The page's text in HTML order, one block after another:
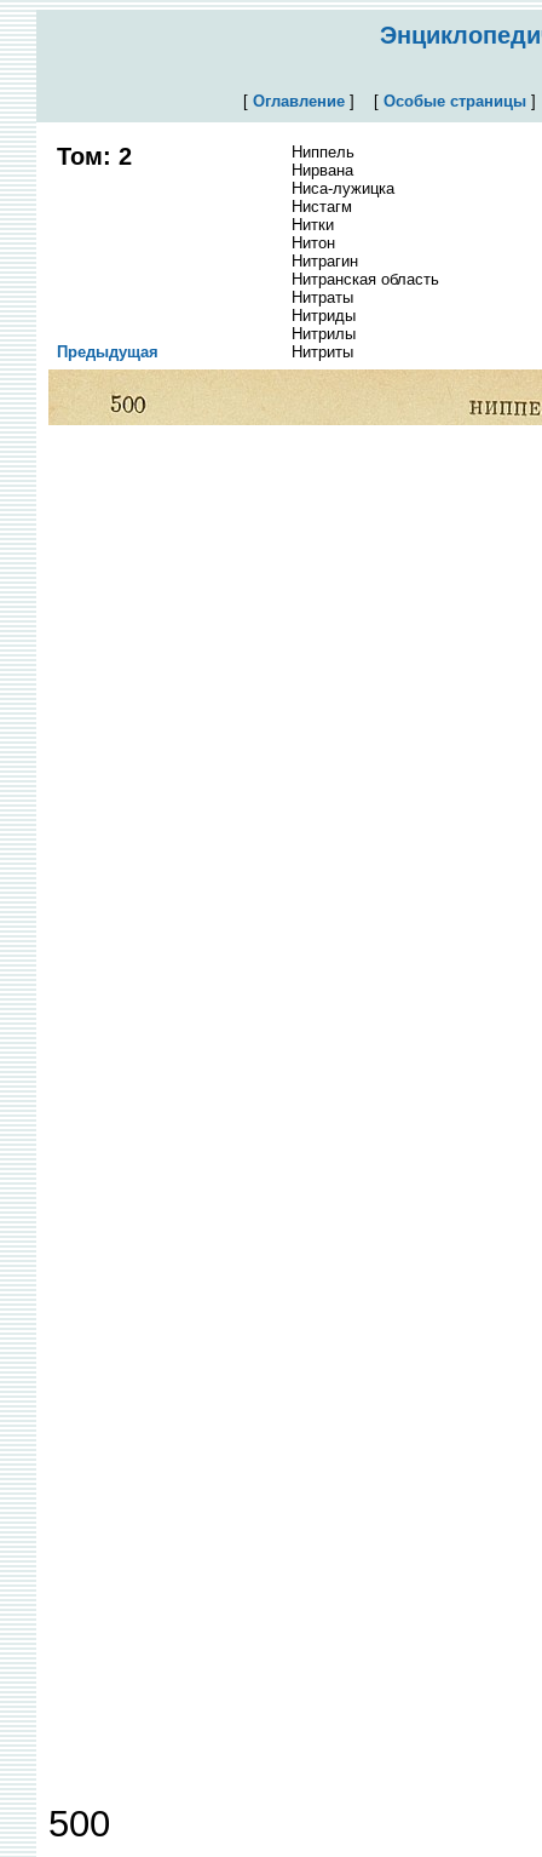
[ Оглавление] [ Особые страницы
Том: 2
Ниппель
Нирвана
Ниса-лужицка
Нистагм
Нитки
Нитон
Нитрагин
Нитранская область
Нитраты
Нитриды
Нитрилы
Нитриты
Предыдущая
500